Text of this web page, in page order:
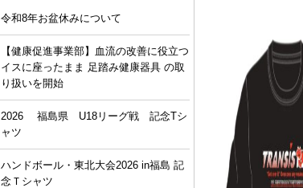
令和8年お盆休みについて
【健康促進事業部】血流の改善に役立つ
イスに座ったまま 足踏み健康器具 の取
り扱いを開始
2026 福島県 U18リーグ戦 記念Tシ
ャツ
ハンドボール・東北大会2026 in福島 記
念Ｔシャツ